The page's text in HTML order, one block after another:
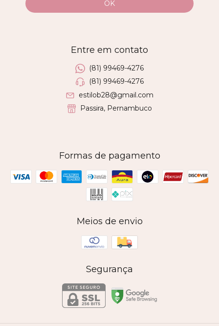
Entre em contato
(81) 99469-4276
(81) 99469-4276
estilob28@gmail.com
Passira, Pernambuco
Formas de pagamento
Meios de envio
Segurança